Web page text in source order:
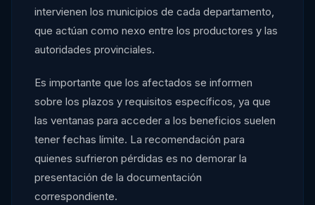
intervienen los municipios de cada departamento,
que actúan como nexo entre los productores y las
autoridades provinciales.
Es importante que los afectados se informen
sobre los plazos y requisitos específicos, ya que
las ventanas para acceder a los beneficios suelen
tener fechas límite. La recomendación para
quienes sufrieron pérdidas es no demorar la
presentación de la documentación
correspondiente.